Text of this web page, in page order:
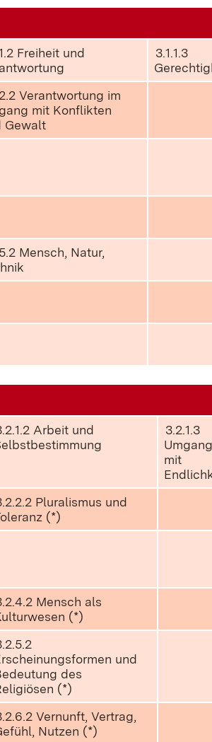
Freiheit und
3.1.1.3
Verantwortung im
mit Konflikten
Gewalt
Mensch, Natur,
Arbeit und
3.2.1.3
Umgang
mit
Pluralismus und
(*)
Mensch als
(*)
und
des
(*)
Vernunft, Vertrag,
Nutzen (*)